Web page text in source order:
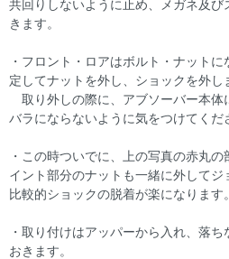
共回りしないように止め、メガネ及
きます。
・フロント・ロアはボルト・ナット
定してナットを外し、ショックを外し
取り外しの際に、アブソーバー本体
バラにならないように気をつけてくだ
・この時ついでに、上の写真の赤丸
イント部分のナットも一緒に外してジ
比較的ショックの脱着が楽になります。
・取り付けはアッパーから入れ、落
おきます。